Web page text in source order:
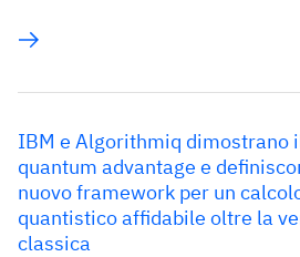
IBM e Algorithmiq dimostrano
quantum advantage e
nuovo framework per un
quantistico affidabile oltre la
classica